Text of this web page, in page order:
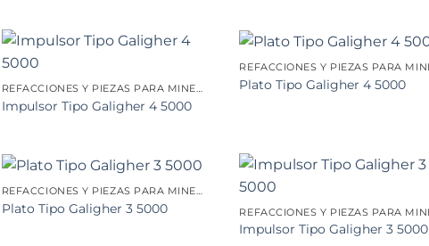
REFACCIONES Y PIEZAS PARA MINERÍA
Impulsor Tipo Galigher 4 5000
Plato Tipo Galigher 4 5000
REFACCIONES Y PIEZAS PARA MINERÍA
Plato Tipo Galigher 3 5000
Impulsor Tipo Galigher 3 5000